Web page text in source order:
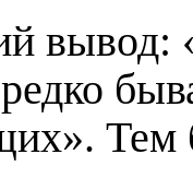
вывод:
Тем